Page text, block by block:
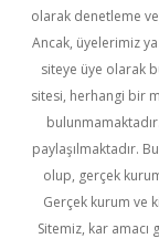
olarak denetleme
Ancak, üyelerimiz
siteye üye olarak
sitesi, herhangi bir
paylaşılmaktadır.
olup, gerçek
Gerçek kurum ve
Sitemiz, kar